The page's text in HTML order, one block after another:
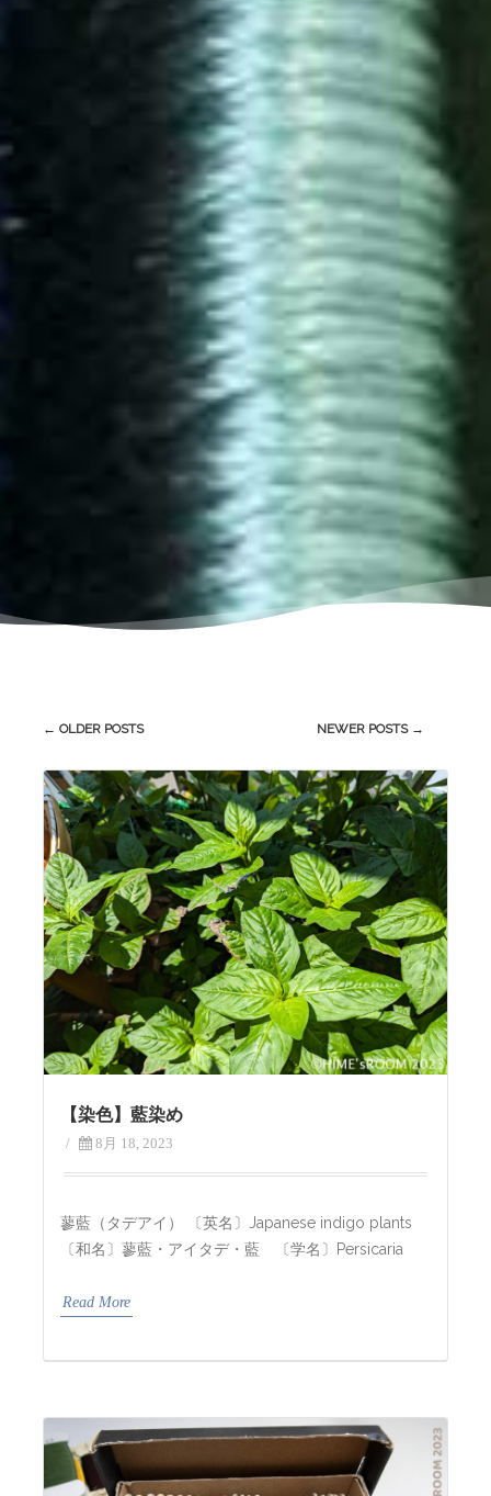
Post
← OLDER POSTS NEWER POSTS →
【染色】藍染め
/ 8月 18, 2023
蓼藍（タデアイ） 〔英名〕Japanese indigo plants
〔和名〕蓼藍・アイタデ・藍 〔学名〕Persicaria
Read More